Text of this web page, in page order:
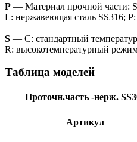
P — Материал прочной части:
L: нержавеющая сталь SS316;
S — C: стандартный
R: высокотемпературный
Таблица моделей
Проточн.часть -нерж.
Артикул